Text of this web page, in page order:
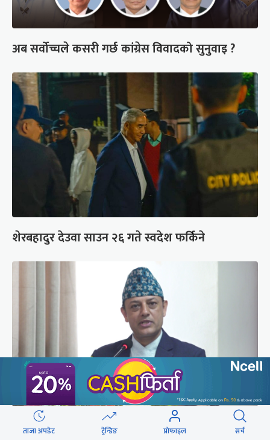
अब सर्वोच्चले कसरी गर्छ कांग्रेस विवादको सुनुवाइ ?
शेरबहादुर देउवा साउन २६ गते स्वदेश फर्किने
‘संसद्‍मा कालो चस्मा खोल्नू, बैठक चल्दा सेयर कारोबार
ताजा अपडेट ट्रेन्डिङ प्रोफाइल सर्च